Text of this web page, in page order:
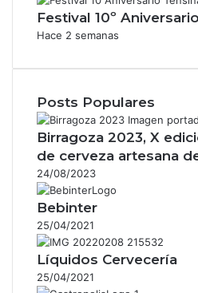
Festival 10º
Hace 2 semanas
Posts Populares
Birragoza 2023, X
de cerveza artesana
24/08/2023
Bebinter
25/04/2021
Líquidos Cervecería
25/04/2021